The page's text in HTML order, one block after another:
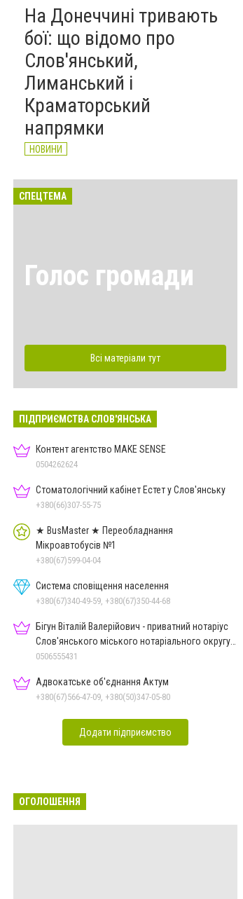
На Донеччині тривають
бої: що відомо про
Слов'янський,
Лиманський і
Краматорський
напрямки
НОВИНИ
СПЕЦТЕМА
Голос громади
Всі матеріали тут
ПІДПРИЄМСТВА СЛОВ'ЯНСЬКА
Контент агентство MAKE SENSE
0504262624
Стоматологічний кабінет Естет у Слов'янську
+380(66)307-55-75
★ BusMaster ★ Переобладнання
Мікроавтобусів №1
+380(67)599-04-04
Система сповіщення населення
+380(67)340-49-59, +380(67)350-44-68
Бігун Віталій Валерійович - приватний нотаріус
Слов'янського міського нотаріального округу
Дон.обл.
0506555431
Адвокатське об'єднання Актум
+380(67)566-47-09, +380(50)347-05-80
Додати підприємство
ОГОЛОШЕННЯ